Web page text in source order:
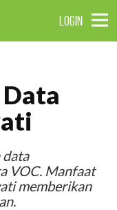
LOGIN
data
VOC. Manfaat
memberikan